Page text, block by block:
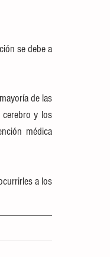
se debe a
de las
y los
médica
a los